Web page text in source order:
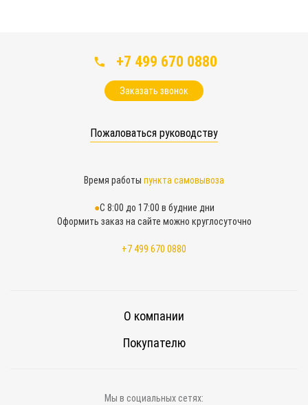
+7 499 670 0880
Заказать звонок
Пожаловаться руководству
Время работы пункта самовывоза
С 8:00 до 17:00 в будние дни
Оформить заказ на сайте можно круглосуточно
+7 499 670 0880
О компании
Покупателю
Мы в социальных сетях: